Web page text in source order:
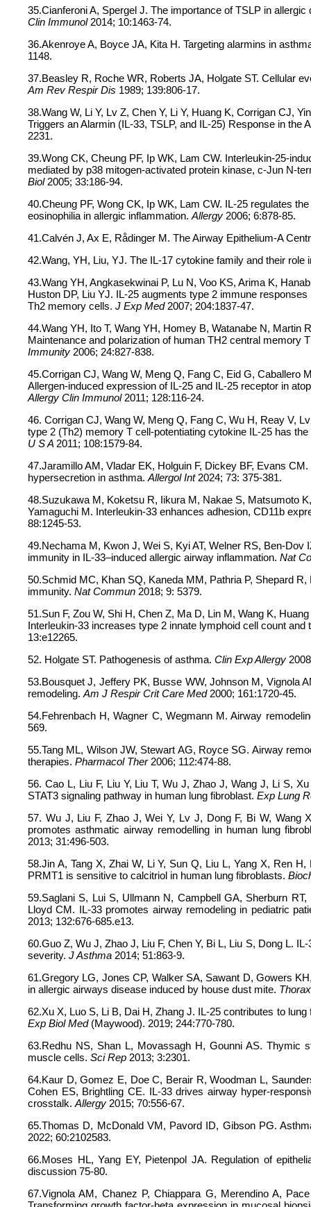
35.Cianferoni A, Spergel J. The importance of TSLP in
Clin Immunol 2014; 10:1463-74.
36.Akenroye A, Boyce JA, Kita H. Targeting alarmins in
1148.
37.Beasley R, Roche WR, Roberts JA, Holgate ST. Cellular
Am Rev Respir Dis 1989; 139:806-17.
38.Wang W, Li Y, Lv Z, Chen Y, Li Y, Huang K, Corrigan CJ,
Triggers an Alarmin (IL-33, TSLP, and IL-25) Response in
2231.
39.Wong CK, Cheung PF, Ip WK, Lam CW. Interleukin-25-
mediated by p38 mitogen-activated protein kinase, c-Jun N-
Biol2005; 33:186-94.
40.Cheung PF, Wong CK, Ip WK, Lam CW. IL-25 regulates
eosinophilia in allergic inflammation. Allergy 2006; 6:878-85.
41.Calvén J, Ax E, Rådinger M. The Airway Epithelium-A
42.Wang, YH, Liu, YJ. The IL-17 cytokine family and their role
43.Wang YH, Angkasekwinai P, Lu N, Voo KS, Arima K,
Huston DP, Liu YJ. IL-25 augments type 2 immune
Th2 memory cells. J Exp Med 2007; 204:1837-47.
44.Wang YH, Ito T, Wang YH, Homey B, Watanabe N,
Maintenance and polarization of human TH2 central
Immunity 2006; 24:827-838.
45.Corrigan CJ, Wang W, Meng Q, Fang C, Eid G, Caballero
Allergen-induced expression of IL-25 and IL-25 receptor in
Allergy Clin Immunol 2011; 128:116-24.
46. Corrigan CJ, Wang W, Meng Q, Fang C, Wu H, Reay V,
type 2 (Th2) memory T cell-potentiating cytokine IL-25 has
U S A 2011; 108:1579-84.
47.Jaramillo AM, Vladar EK, Holguin F, Dickey BF, Evans
hypersecretion in asthma. Allergol Int2024; 73: 375-381.
48.Suzukawa M, Koketsu R, Iikura M, Nakae S, Matsumoto
Yamaguchi M. Interleukin-33 enhances adhesion, CD11b
88:1245-53.
49.Nechama M, Kwon J, Wei S, Kyi AT, Welner RS, Ben-
immunity in IL-33–induced allergic airway inflammation. Nat
50.Schmid MC, Khan SQ, Kaneda MM, Pathria P, Shepard
immunity. Nat Commun 2018; 9: 5379.
51.Sun F, Zou W, Shi H, Chen Z, Ma D, Lin M, Wang K,
Interleukin-33 increases type 2 innate lymphoid cell count
13:e12265.
52. Holgate ST. Pathogenesis of asthma. Clin Exp Allergy
53.Bousquet J, Jeffery PK, Busse WW, Johnson M, Vignola
remodeling. Am J Respir Crit Care Med2000; 161:1720-45.
54.Fehrenbach H, Wagner C, Wegmann M. Airway
569.
55.Tang ML, Wilson JW, Stewart AG, Royce SG. Airway
therapies. Pharmacol Ther2006; 112:474-88.
56. Cao L, Liu F, Liu Y, Liu T, Wu J, Zhao J, Wang J, Li S,
STAT3 signaling pathway in human lung fibroblast. Exp Lung
57. Wu J, Liu F, Zhao J, Wei Y, Lv J, Dong F, Bi W, Wang
promotes asthmatic airway remodelling in human lung
2013; 31:496-503.
58.Jin A, Tang X, Zhai W, Li Y, Sun Q, Liu L, Yang X, Ren
PRMT1 is sensitive to calcitriol in human lung fibroblasts.
59.Saglani S, Lui S, Ullmann N, Campbell GA, Sherburn
Lloyd CM. IL-33 promotes airway remodeling in pediatric
2013; 132:676-685.e13.
60.Guo Z, Wu J, Zhao J, Liu F, Chen Y, Bi L, Liu S, Dong L.
severity. J Asthma 2014; 51:863-9.
61.Gregory LG, Jones CP, Walker SA, Sawant D, Gowers
in allergic airways disease induced by house dust mite.
62.Xu X, Luo S, Li B, Dai H, Zhang J. IL-25 contributes to
Exp Biol Med (Maywood). 2019; 244:770-780.
63.Redhu NS, Shan L, Movassagh H, Gounni AS. Thymic
muscle cells. Sci Rep 2013; 3:2301.
64.Kaur D, Gomez E, Doe C, Berair R, Woodman L,
Cohen ES, Brightling CE. IL-33 drives airway hyper-
crosstalk. Allergy 2015; 70:556-67.
65.Thomas D, McDonald VM, Pavord ID, Gibson PG.
2022; 60:2102583.
66.Moses HL, Yang EY, Pietenpol JA. Regulation of
discussion 75-80.
67.Vignola AM, Chanez P, Chiappara G, Merendino A,